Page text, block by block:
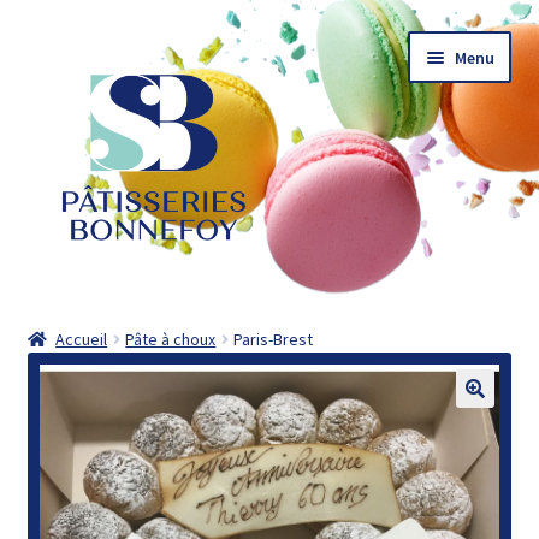
navigation
contenu
Menu
Actualités
Catalogue
Commander
Accueil Pâte à choux Paris-Brest